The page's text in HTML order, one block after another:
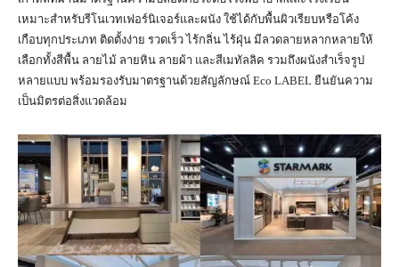
เหมาะสำหรับรีโนเวทเฟอร์นิเจอร์และผนัง ใช้ได้กับพื้นผิวเรียบหรือโค้ง
เกือบทุกประเภท ติดตั้งง่าย รวดเร็ว ไร้กลิ่น ไร้ฝุ่น มีลวดลายหลากหลายให้
เลือกทั้งสีพื้น ลายไม้ ลายหิน ลายผ้า และสีเมทัลลิค รวมถึงผนังสำเร็จรูป
หลายแบบ พร้อมรองรับมาตรฐานด้วยสัญลักษณ์ Eco LABEL ยืนยันความ
เป็นมิตรต่อสิ่งแวดล้อม